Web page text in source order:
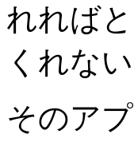
れれば
くれな
そのア